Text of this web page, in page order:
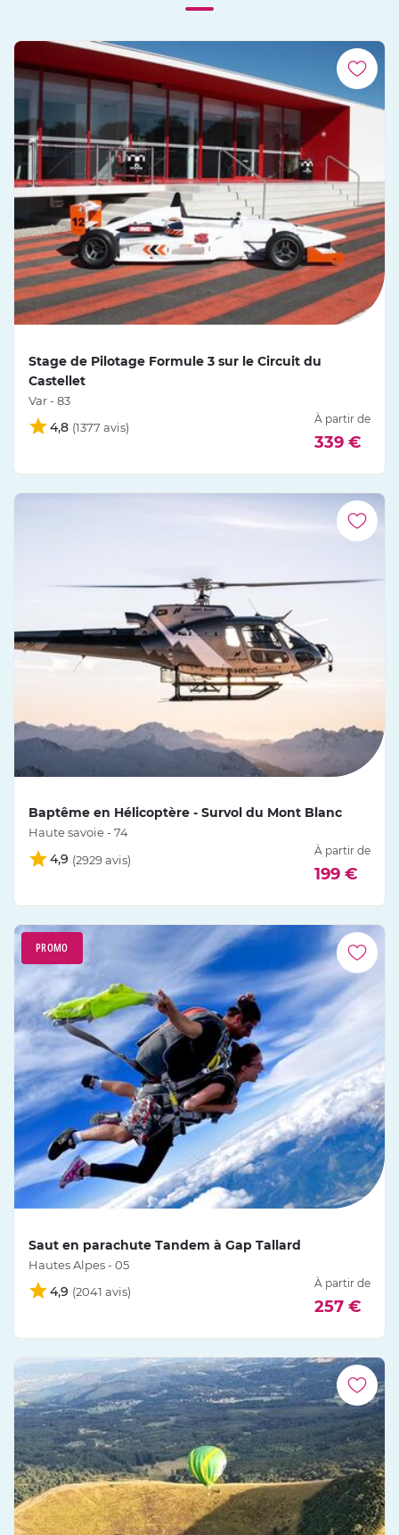
Stage de Pilotage Formule 3 sur le Circuit du
Castellet
Var - 83
4,8
À partir de
339 €
Baptême en Hélicoptère - Survol du Mont Blanc
Haute savoie - 74
4,9
À partir de
199 €
PROMO
Saut en parachute Tandem à Gap Tallard
Hautes Alpes - 05
4,9
À partir de
257 €